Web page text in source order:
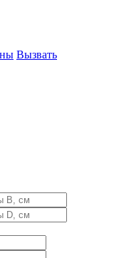
Вызвать